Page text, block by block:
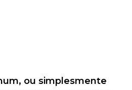
ou simplesmente